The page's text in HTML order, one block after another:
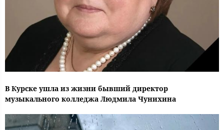
В Курске ушла из жизни бывший директор
музыкального колледжа Людмила Чунихина